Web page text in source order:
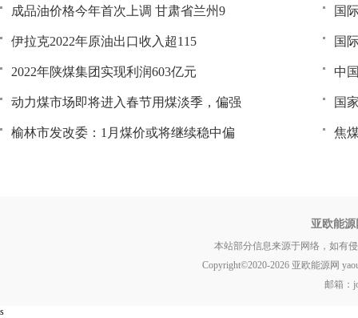
成品油价格今年首次上调 甘肃省兰州9 国
伊拉克2022年原油出口收入超115 国
2022年陕煤集团实现利润603亿元 中
动力煤市场即将进入春节用煤淡季，偏强 国
榆林市发改委：1月煤价或将继续稳中偏 焦
亚欧能源
本站部分信息来源于网络，如有
Copyright©2020-2026 亚欧能源网
邮箱：
s